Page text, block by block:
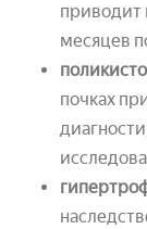
приводит
месяцев
почках